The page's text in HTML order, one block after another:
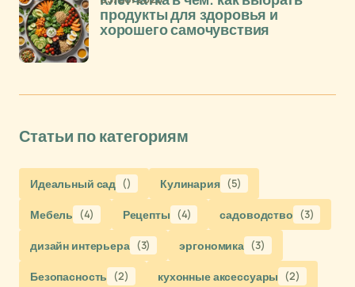
продукты для здоровья и
хорошего самочувствия
Статьи по категориям
Идеальный сад () Кулинария (5)
Мебель (4) Рецепты (4) садоводство (3)
дизайн интерьера (3) эргономика (3)
Безопасность (2) кухонные аксессуары (2)